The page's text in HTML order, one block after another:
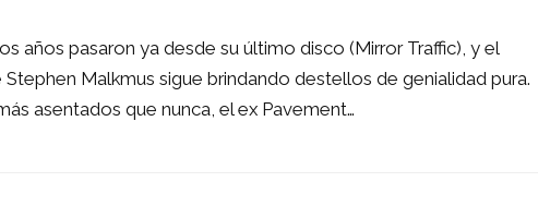
años pasaron ya desde su último disco (Mirror Traffic), y el
Malkmus sigue brindando destellos de genialidad pura.
asentados que nunca, el ex Pavement…